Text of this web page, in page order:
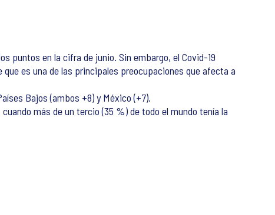
puntos en la cifra de junio. Sin embargo, el Covid-19
es una de las principales preocupaciones que afecta a
Bajos (ambos +8) y México (+7).
más de un tercio (35 %) de todo el mundo tenía la